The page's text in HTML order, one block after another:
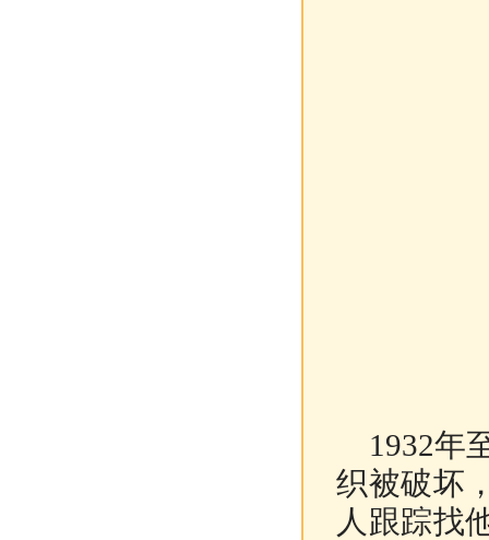
1932年
织被破坏
人跟踪找